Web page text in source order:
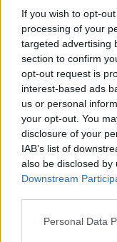
If you wish to opt-
processing of your
targeted advertising
section to confirm
opt-out request is
interest-based ads
us or personal
your opt-out. You
disclosure of your
IAB’s list of
also be disclosed
Downstream
Personal Data
ZIŅAS
«Sāc domāt –
Dailes teātra